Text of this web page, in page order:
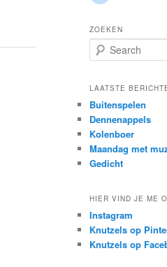
ZOEKEN
e
r
h
LAATSTE
Buitenspelen
Dennenappels
Kolenboer
Maandag met
Gedicht
HIER VIND JE ME
Instagram
Knutzels op
Knutzels op